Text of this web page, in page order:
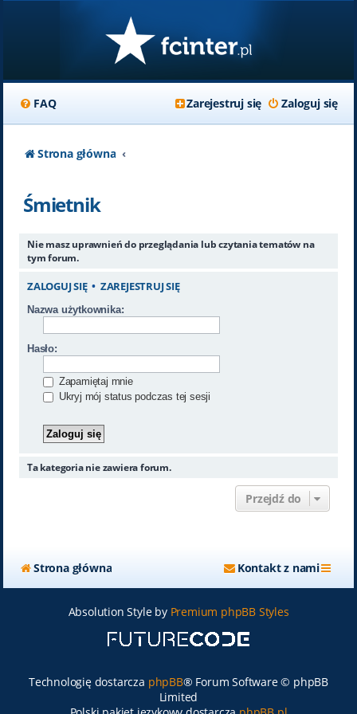
FAQ Zaloguj się
Zarejestruj się
Strona główna
Śmietnik
Nie masz uprawnień do przeglądania lub czytania tematów na
tym forum.
ZALOGUJ SIĘ• ZAREJESTRUJ SIĘ
Nazwa użytkownika:
Hasło:
Zapamiętaj mnie
Ukryj mój status podczas tej sesji
Ta kategoria nie zawiera forum.
Przejdź do
Strona główna Kontakt z nami
Absolution Style by Premium phpBB Styles
Technologię dostarcza phpBB® Forum Software © phpBB
Limited